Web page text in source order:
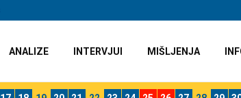
ANALIZE INTERVJUI MIŠLJENJA